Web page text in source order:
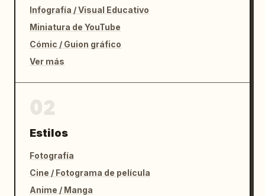
Infografía / Visual Educativo
Miniatura de YouTube
Cómic / Guion gráfico
Ver más
Estilos
Fotografía
Cine / Fotograma de película
Anime / Manga